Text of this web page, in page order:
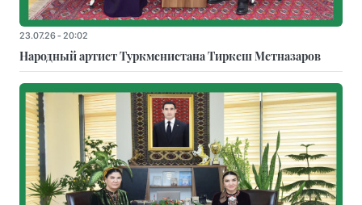
23.07.26 - 20:02
Народный артист Туркменистана Тиркеш Мeтназаров